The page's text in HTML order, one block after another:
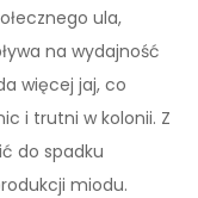
ula,
na wydajność
więcej jaj, co
i trutni w kolonii. Z
do spadku
miodu.